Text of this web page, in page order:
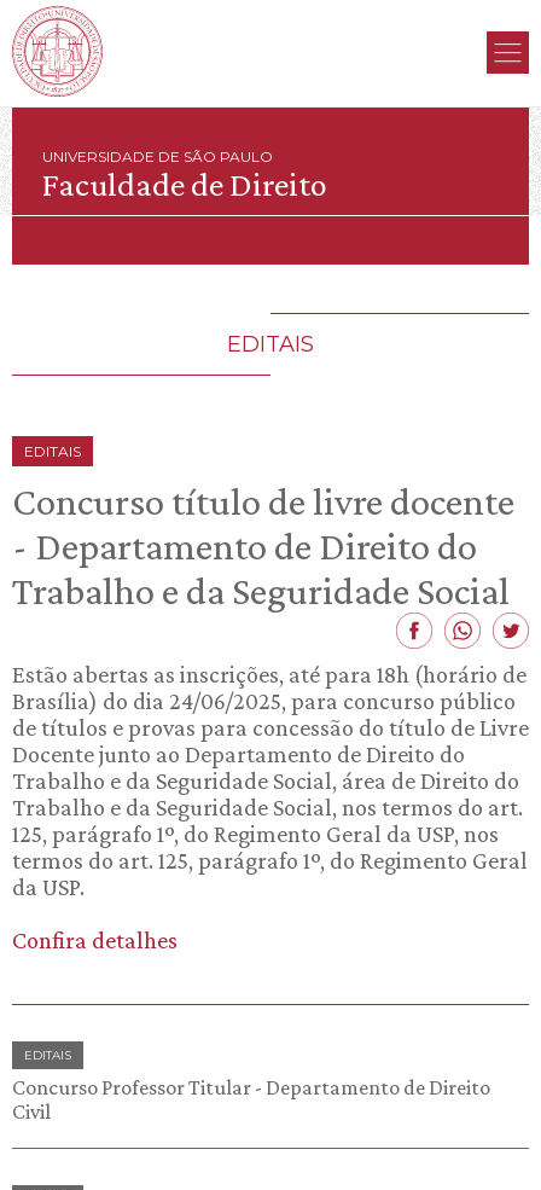
UNIVERSIDADE DE SÃO PAULO
Faculdade de Direito
EDITAIS
EDITAIS
Concurso título de livre docente
- Departamento de Direito do
Trabalho e da Seguridade Social
Estão abertas as inscrições, até para 18h (horário de
Brasília) do dia 24/06/2025, para concurso público
de títulos e provas para concessão do título de Livre
Docente junto ao Departamento de Direito do
Trabalho e da Seguridade Social, área de Direito do
Trabalho e da Seguridade Social, nos termos do art.
125, parágrafo 1º, do Regimento Geral da USP, nos
termos do art. 125, parágrafo 1º, do Regimento Geral
da USP.
Confira detalhes
EDITAIS
Concurso Professor Titular - Departamento de Direito
Civil